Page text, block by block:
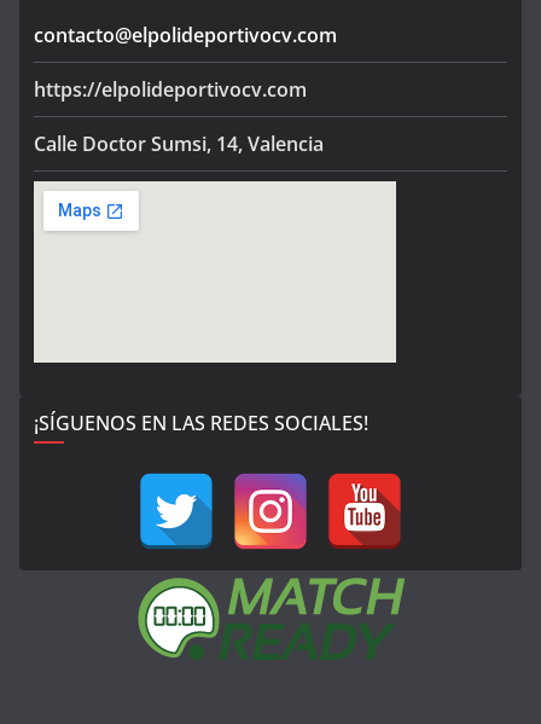
contacto@elpolideportivocv.com
https://elpolideportivocv.com
Calle Doctor Sumsi, 14, Valencia
¡SÍGUENOS EN LAS REDES SOCIALES!